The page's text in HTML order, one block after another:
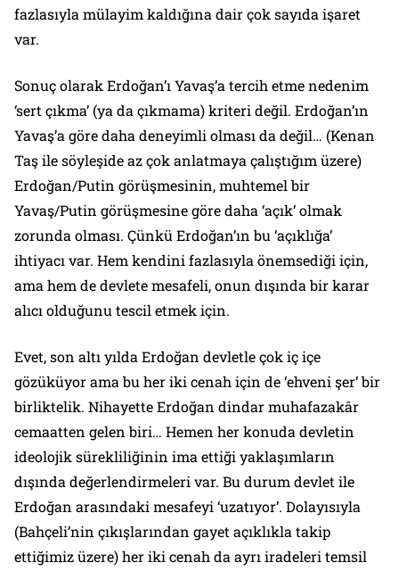
fazlasıyla mülayim kaldığına dair çok sayıda işaret
var.
Sonuç olarak Erdoğan’ı Yavaş’a tercih etme nedenim
‘sert çıkma’ (ya da çıkmama) kriteri değil. Erdoğan’ın
Yavaş’a göre daha deneyimli olması da değil… (Kenan
Taş ile söyleşide az çok anlatmaya çalıştığım üzere)
Erdoğan/Putin görüşmesinin, muhtemel bir
Yavaş/Putin görüşmesine göre daha ‘açık’ olmak
zorunda olması. Çünkü Erdoğan’ın bu ‘açıklığa’
ihtiyacı var. Hem kendini fazlasıyla önemsediği için,
ama hem de devlete mesafeli, onun dışında bir karar
alıcı olduğunu tescil etmek için.
Evet, son altı yılda Erdoğan devletle çok iç içe
gözüküyor ama bu her iki cenah için de ‘ehveni şer’ bir
birliktelik. Nihayette Erdoğan dindar muhafazakâr
cemaatten gelen biri… Hemen her konuda devletin
ideolojik sürekliliğinin ima ettiği yaklaşımların
dışında değerlendirmeleri var. Bu durum devlet ile
Erdoğan arasındaki mesafeyi ‘uzatıyor’. Dolayısıyla
(Bahçeli’nin çıkışlarından gayet açıklıkla takip
ettiğimiz üzere) her iki cenah da ayrı iradeleri temsil